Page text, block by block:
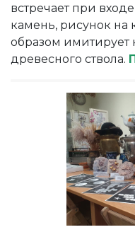
встречает при
камень, рисунок на
образом имитирует
древесного ствола.